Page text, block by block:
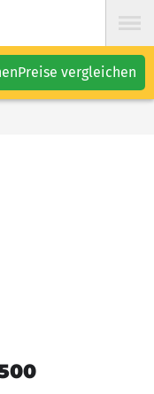
Preise vergleichen